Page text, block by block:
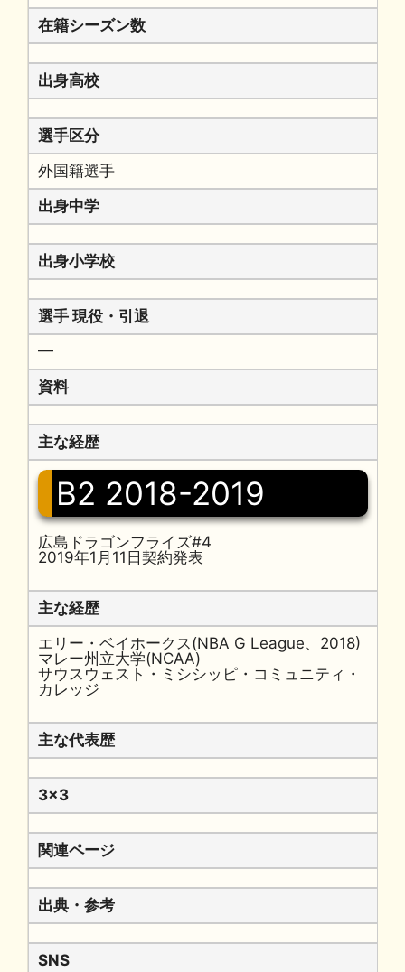
在籍シーズン数
出身高校
選手区分
外国籍選手
出身中学
出身小学校
選手 現役・引退
━
資料
主な経歴
B2 2018-2019
広島ドラゴンフライズ#4
2019年1月11日契約発表
主な経歴
エリー・ベイホークス(NBA G League、2018)
マレー州立大学(NCAA)
サウスウェスト・ミシシッピ・コミュニティ・
カレッジ
主な代表歴
3x3
関連ページ
出典・参考
SNS